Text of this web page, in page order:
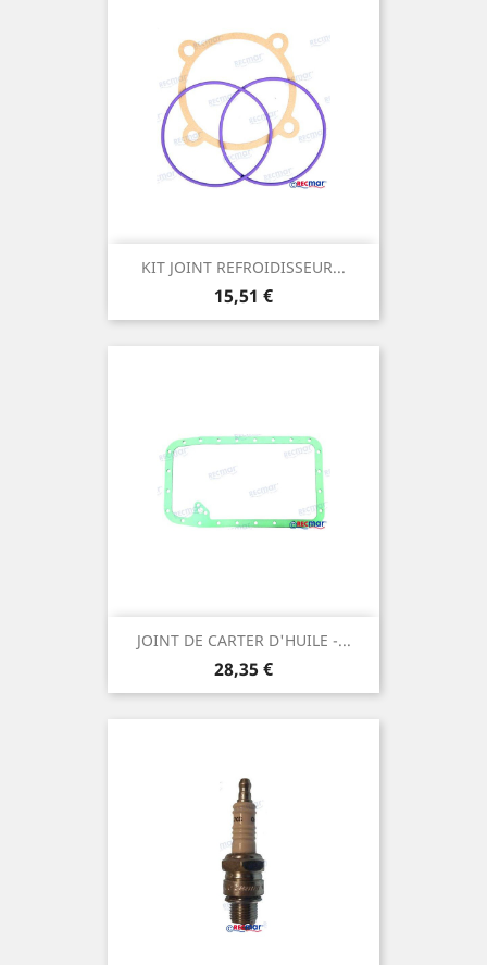
KIT JOINT REFROIDISSEUR...
Prix
15,51 €
JOINT DE CARTER D'HUILE -...
Prix
28,35 €